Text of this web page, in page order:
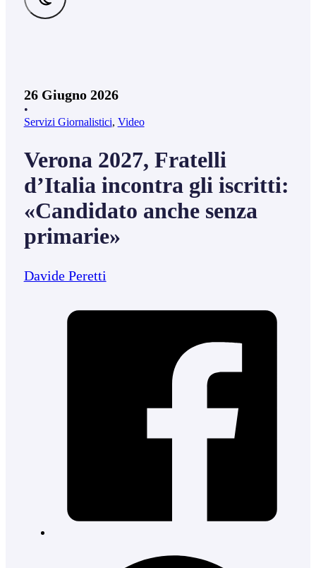
26 Giugno 2026
•
Servizi Giornalistici, Video
Verona 2027, Fratelli
d’Italia incontra gli iscritti:
«Candidato anche senza
primarie»
Davide Peretti